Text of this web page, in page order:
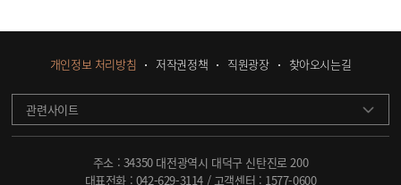
개인정보 처리방침 저작권정책 직원광장 찾아오시는길
관련사이트
주소 : 34350 대전광역시 대덕구 신탄진로 200
대표전화 : 042-629-3114 / 고객센터 : 1577-0600